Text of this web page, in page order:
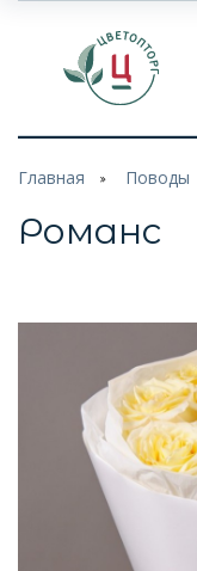
Главная Поводы
Романс